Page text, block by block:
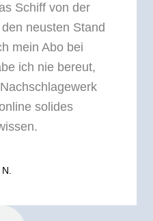
Schiff von der
neusten Stand
mein Abo bei
ich nie bereut,
solides
N.